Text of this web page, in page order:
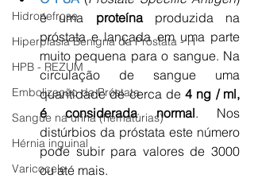
Hidronefrose
Hiperplasia Benigna da Próstata - H
HPB - REZUM
Embolização da Próstata
Sangue na urina (hematúrias)
Hérnia inguinal
Varicocele
é uma proteína produzida na
próstata e lançada em uma parte
muito pequena para o sangue. Na
circulação de sangue uma
quantidade de cerca de 4 ng / ml,
é considerada normal. Nos
distúrbios da próstata este número
pode subir para valores de 3000
ou até mais.